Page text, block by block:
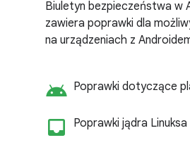
Biuletyn bezpieczeństwa w
zawiera poprawki dla
na urządzeniach z
android Poprawki dotyczące
Poprawki jądra